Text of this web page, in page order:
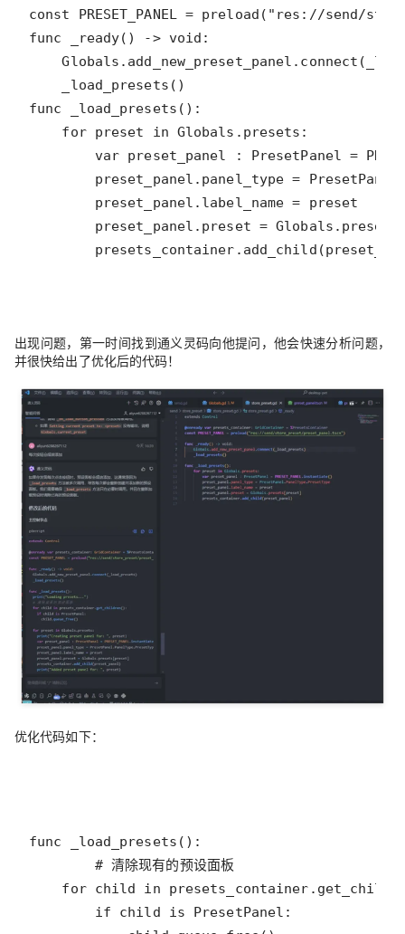
出现问题，第一时间找到通义灵码向他提问，他会快速分析问题，
并很快给出了优化后的代码！
优化代码如下：